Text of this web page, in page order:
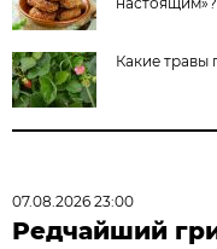
Какие травы
07.08.2026 23:00
Редчайший